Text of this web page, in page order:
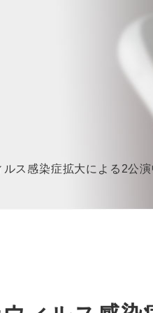
ルス感染症拡大による2公